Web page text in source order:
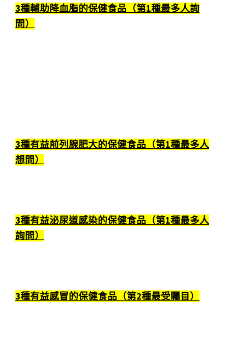
3種輔助降血脂的保健食品（第1種最多人詢
問）
3種有益前列腺肥大的保健食品（第1種最多人
想問）
3種有益泌尿道感染的保健食品（第1種最多人
詢問）
3種有益感冒的保健食品（第2種最受矚目）